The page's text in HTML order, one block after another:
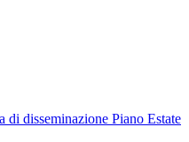
di disseminazione Piano Estate